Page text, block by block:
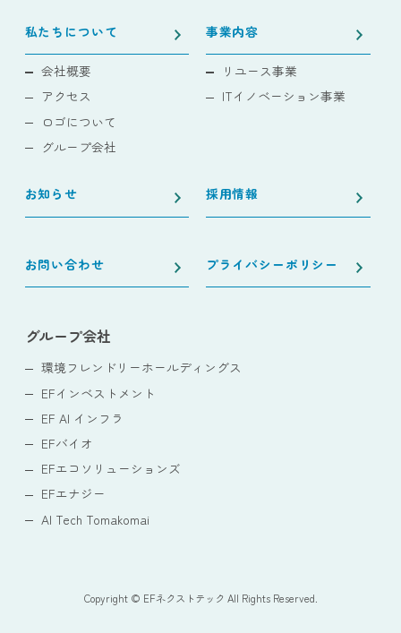
私たちについて
会社概要
アクセス
ロゴについて
グループ会社
事業内容
リユース事業
ITイノベーション事業
お知らせ 採用情報
お問い合わせ プライバシーポリシー
グループ会社
環境フレンドリーホールディングス
EFインベストメント
EF AI インフラ
EFバイオ
EFエコソリューションズ
EFエナジー
AI Tech Tomakomai
Copyright © EFネクストテック All Rights Reserved.